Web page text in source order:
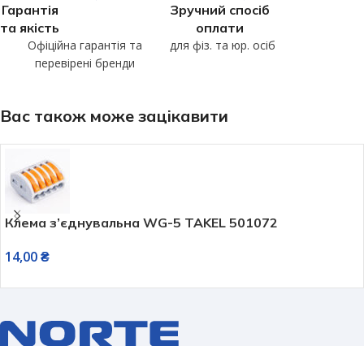
Гарантія
та якість
Офіційна гарантія та
перевірені бренди
Зручний спосіб
оплати
для фіз. та юр. осіб
Вас також може зацікавити
Клема з’єднувальна WG-5 TAKEL 501072
14,00₴